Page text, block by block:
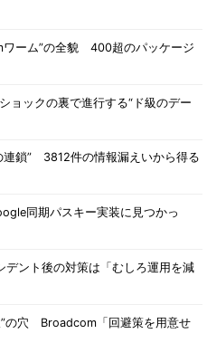
ワーム”の全貌 400超のパッケージ
ックの裏で進行する“ド級のデー
連鎖” 3812件の情報漏えいから得る
同期パスキー実装に見つかっ
デント後の対策は「むしろ運用を減
の穴 Broadcom「回避策を用意せ